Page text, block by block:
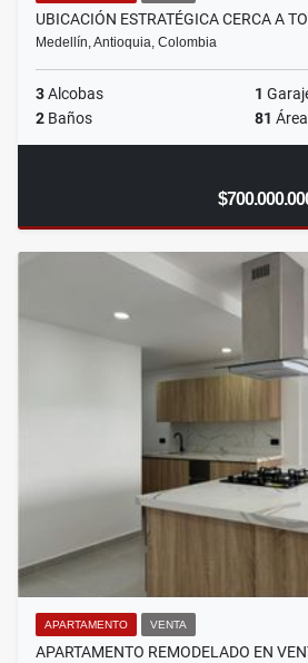
UBICACIÓN ESTRATÉGICA CERCA A
Medellín, Antioquia, Colombia
3Alcobas 1
2 Baños 81
APARTAMENTO VENTA
APARTAMENTO REMODELADO EN